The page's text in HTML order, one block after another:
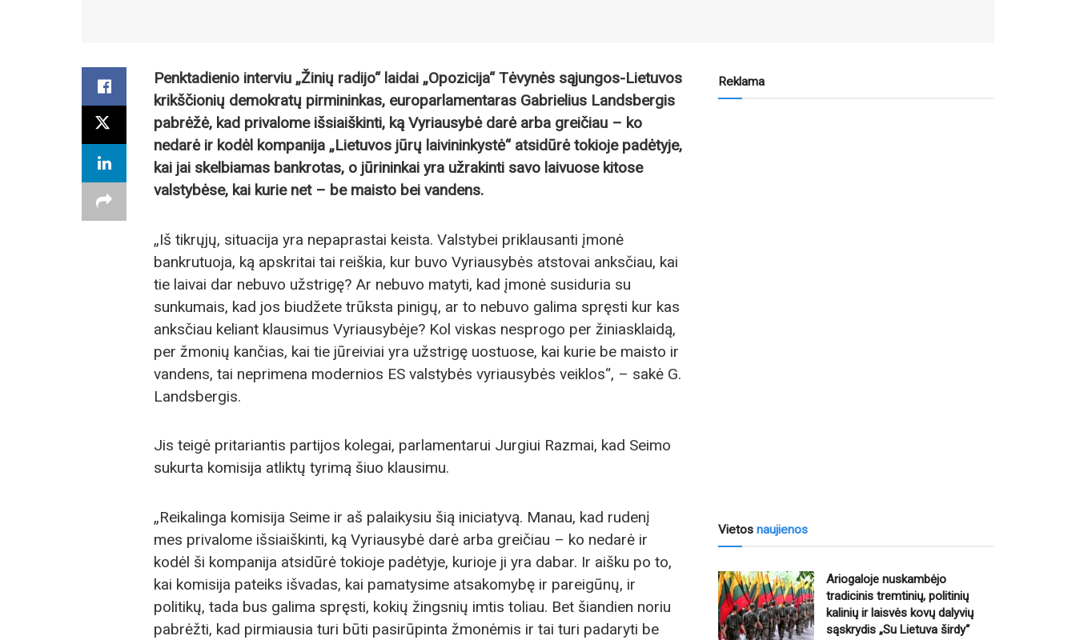
Penktadienio interviu „Žinių radijo“ laidai „Opozicija“ Tėvynės sąjungos-Lietuvos
krikščionių demokratų pirmininkas, europarlamentaras Gabrielius Landsbergis
pabrėžė, kad privalome išsiaiškinti, ką Vyriausybė darė arba greičiau – ko
nedarė ir kodėl kompanija „Lietuvos jūrų laivininkystė“ atsidūrė tokioje padėtyje,
kai jai skelbiamas bankrotas, o jūrininkai yra užrakinti savo laivuose kitose
valstybėse, kai kurie net – be maisto bei vandens.
„Iš tikrųjų, situacija yra nepaprastai keista. Valstybei priklausanti įmonė
bankrutuoja, ką apskritai tai reiškia, kur buvo Vyriausybės atstovai anksčiau, kai
tie laivai dar nebuvo užstrigę? Ar nebuvo matyti, kad įmonė susiduria su
sunkumais, kad jos biudžete trūksta pinigų, ar to nebuvo galima spręsti kur kas
anksčiau keliant klausimus Vyriausybėje? Kol viskas nesprogo per žiniasklaidą,
per žmonių kančias, kai tie jūreiviai yra užstrigę uostuose, kai kurie be maisto ir
vandens, tai neprimena modernios ES valstybės vyriausybės veiklos“, – sakė G.
Landsbergis.
Jis teigė pritariantis partijos kolegai, parlamentarui Jurgiui Razmai, kad Seimo
sukurta komisija atliktų tyrimą šiuo klausimu.
„Reikalinga komisija Seime ir aš palaikysiu šią iniciatyvą. Manau, kad rudenį
mes privalome išsiaiškinti, ką Vyriausybė darė arba greičiau – ko nedarė ir
kodėl ši kompanija atsidūrė tokioje padėtyje, kurioje ji yra dabar. Ir aišku po to,
kai komisija pateiks išvadas, kai pamatysime atsakomybę ir pareigūnų, ir
politikų, tada bus galima spręsti, kokių žingsnių imtis toliau. Bet šiandien noriu
pabrėžti, kad pirmiausia turi būti pasirūpinta žmonėmis ir tai turi padaryti be
Reklama
Vietos naujienos
Ariogaloje nuskambėjo
tradicinis tremtinių, politinių
kalinių ir laisvės kovų dalyvių
sąskrydis „Su Lietuva širdy“